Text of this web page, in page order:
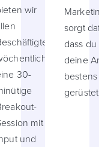
wir
30-
mit
und
sorgt
dass
deine
bestens